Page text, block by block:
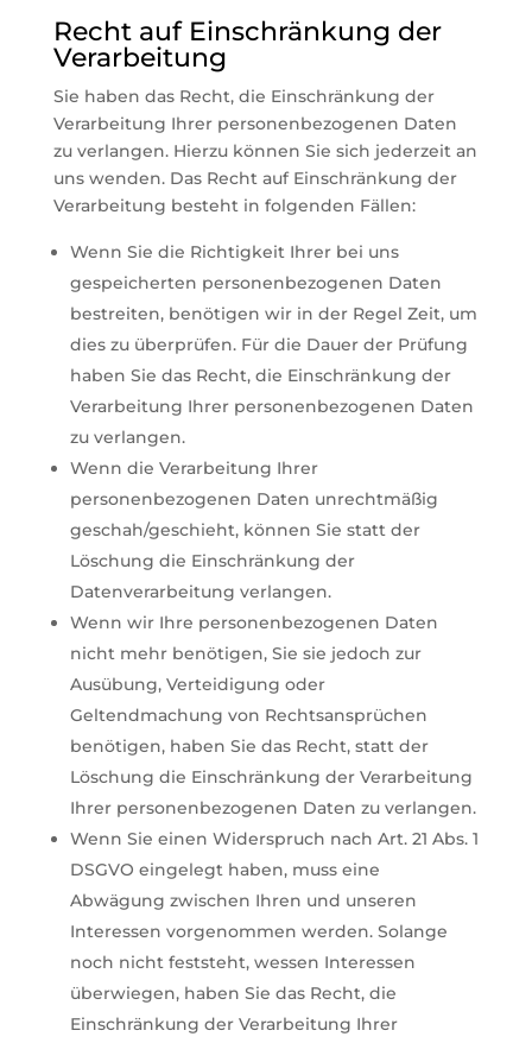
Recht auf Einschränkung der
Verarbeitung
Sie haben das Recht, die Einschränkung der
Verarbeitung Ihrer personenbezogenen Daten
zu verlangen. Hierzu können Sie sich jederzeit an
uns wenden. Das Recht auf Einschränkung der
Verarbeitung besteht in folgenden Fällen:
Wenn Sie die Richtigkeit Ihrer bei uns
gespeicherten personenbezogenen Daten
bestreiten, benötigen wir in der Regel Zeit, um
dies zu überprüfen. Für die Dauer der Prüfung
haben Sie das Recht, die Einschränkung der
Verarbeitung Ihrer personenbezogenen Daten
zu verlangen.
Wenn die Verarbeitung Ihrer
personenbezogenen Daten unrechtmäßig
geschah/geschieht, können Sie statt der
Löschung die Einschränkung der
Datenverarbeitung verlangen.
Wenn wir Ihre personenbezogenen Daten
nicht mehr benötigen, Sie sie jedoch zur
Ausübung, Verteidigung oder
Geltendmachung von Rechtsansprüchen
benötigen, haben Sie das Recht, statt der
Löschung die Einschränkung der Verarbeitung
Ihrer personenbezogenen Daten zu verlangen.
Wenn Sie einen Widerspruch nach Art. 21 Abs. 1
DSGVO eingelegt haben, muss eine
Abwägung zwischen Ihren und unseren
Interessen vorgenommen werden. Solange
noch nicht feststeht, wessen Interessen
überwiegen, haben Sie das Recht, die
Einschränkung der Verarbeitung Ihrer